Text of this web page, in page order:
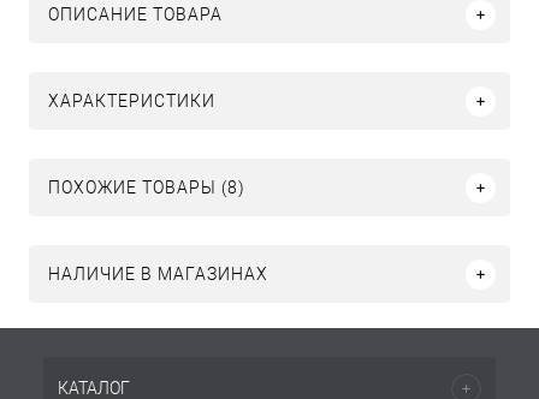
ОПИСАНИЕ ТОВАРА
ХАРАКТЕРИСТИКИ
ПОХОЖИЕ ТОВАРЫ (8)
НАЛИЧИЕ В МАГАЗИНАХ
КАТАЛОГ